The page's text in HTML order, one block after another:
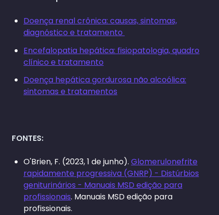
Doença renal crônica: causas, sintomas,
diagnóstico e tratamento
Encefalopatia hepática: fisiopatologia, quadro
clínico e tratamento
Doença hepática gordurosa não alcoólica:
sintomas e tratamentos
FONTES:
O'Brien, F. (2023, 1 de junho). Glomerulonefrite
rapidamente progressiva (GNRP) - Distúrbios
geniturinários - Manuais MSD edição para
profissionais. Manuais MSD edição para
profissionais.